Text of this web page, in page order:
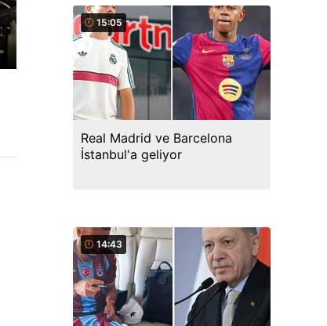
15:05
Real Madrid ve Barcelona
İstanbul'a geliyor
14:43